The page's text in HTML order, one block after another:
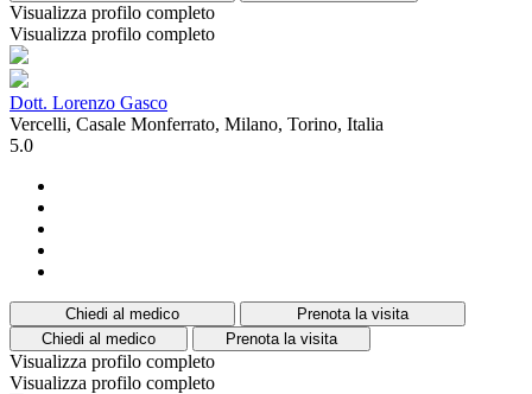
Visualizza profilo completo
Visualizza profilo completo
Dott. Lorenzo Gasco
Vercelli, Casale Monferrato, Milano, Torino, Italia
5.0
Chiedi al medico
Prenota la visita
Chiedi al medico
Prenota la visita
Visualizza profilo completo
Visualizza profilo completo